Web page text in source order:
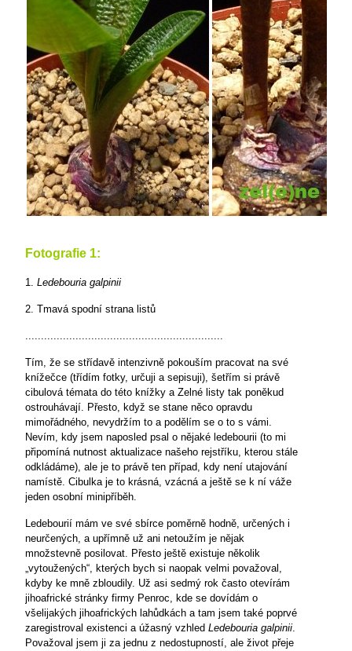
Fotografie 1:
1. Ledebouria galpinii
2. Tmavá spodní strana listů
...............................................................
Tím, že se střídavě intenzivně pokouším pracovat na své
knížečce (třídím fotky, určuji a sepisuji), šetřím si právě
cibulová témata do této knížky a Zelné listy tak poněkud
ostrouhávají. Přesto, když se stane něco opravdu
mimořádného, nevydržím to a podělím se o to s vámi.
Nevím, kdy jsem naposled psal o nějaké ledebourii (to mi
připomíná nutnost aktualizace našeho rejstříku, kterou stále
odkládáme), ale je to právě ten případ, kdy není utajování
namístě. Cibulka je to krásná, vzácná a ještě se k ní váže
jeden osobní minipříběh.
Ledebourií mám ve své sbírce poměrně hodně, určených i
neurčených, a upřímně už ani netoužím je nějak
množstevně posilovat. Přesto ještě existuje několik
„vytoužených“, kterých bych si naopak velmi považoval,
kdyby ke mně zbloudily. Už asi sedmý rok často otevírám
jihoafrické stránky firmy Penroc, kde se dovídám o
všelijakých jihoafrických lahůdkách a tam jsem také poprvé
zaregistroval existenci a úžasný vzhled Ledebouria galpinii.
Považoval jsem ji za jednu z nedostupností, ale život přeje